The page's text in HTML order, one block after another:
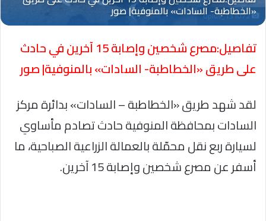
Oplus_131072
تفاصيل:مصرع شخصين وإصابة 15 آخرين في حادث
على طريق «الخطاطبة- السادات» بالمنوفية| صور
لقد شهد طريق «الخطاطبة – السادات» بدائرة مركز
السادات بمحافظة المنوفية حادث تصادم مأساوي
لسيارة ربع نقل محمّلة بالعمالة الزراعية الصباحية، ما
أسفر عن مصرع شخصين وإصابة 15 آخرين.